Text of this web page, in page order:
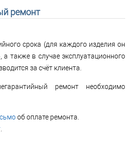
ремонт
срока (для каждого изделия он
а также в случае эксплуатационного
за счёт клиента.
ремонт необходимо
об оплате ремонта.